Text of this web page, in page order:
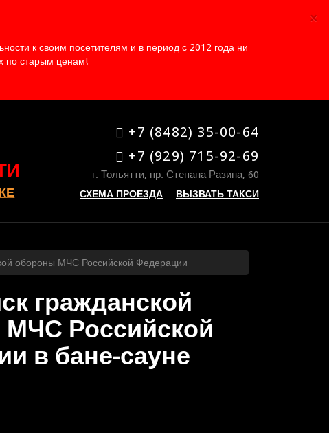
×
к своим посетителям и в период с 2012 года ни
по старым ценам!
+7 (8482) 35-00-64
+7 (929) 715-92-69
г. Тольятти, пр. Степана Разина, 60
СХЕМА ПРОЕЗДА ВЫЗВАТЬ ТАКСИ
обороны МЧС Российской Федерации
гражданской
Российской
в бане-сауне